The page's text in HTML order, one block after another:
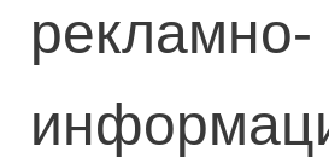
рекламно-